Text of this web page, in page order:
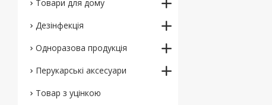
Товари для дому
Дезінфекція
Одноразова продукція
Перукарські аксесуари
Товар з уцінкою